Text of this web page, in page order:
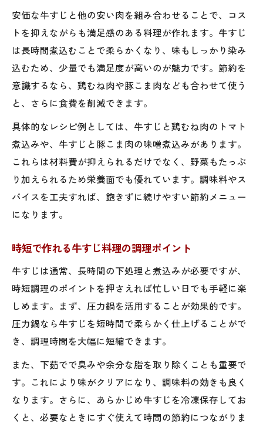
安価な牛すじと他の安い肉を組み合わせることで、コス
トを抑えながらも満足感のある料理が作れます。牛すじ
は長時間煮込むことで柔らかくなり、味もしっかり染み
込むため、少量でも満足度が高いのが魅力です。節約を
意識するなら、鶏むね肉や豚こま肉なども合わせて使う
と、さらに食費を削減できます。
具体的なレシピ例としては、牛すじと鶏むね肉のトマト
煮込みや、牛すじと豚こま肉の味噌煮込みがあります。
これらは材料費が抑えられるだけでなく、野菜もたっぷ
り加えられるため栄養面でも優れています。調味料やス
パイスを工夫すれば、飽きずに続けやすい節約メニュー
になります。
時短で作れる牛すじ料理の調理ポイント
牛すじは通常、長時間の下処理と煮込みが必要ですが、
時短調理のポイントを押さえれば忙しい日でも手軽に楽
しめます。まず、圧力鍋を活用することが効果的です。
圧力鍋なら牛すじを短時間で柔らかく仕上げることがで
き、調理時間を大幅に短縮できます。
また、下茹でで臭みや余分な脂を取り除くことも重要で
す。これにより味がクリアになり、調味料の効きも良く
なります。さらに、あらかじめ牛すじを冷凍保存してお
くと、必要なときにすぐ使えて時間の節約につながりま